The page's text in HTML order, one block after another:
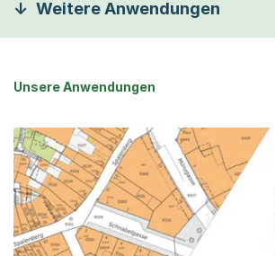
Weitere Anwendungen
Unsere Anwendungen